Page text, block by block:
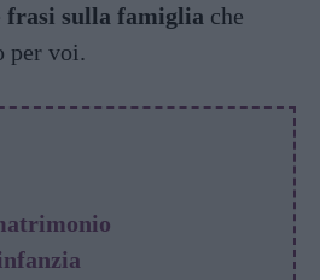
frasi sulla famiglia che
per voi.